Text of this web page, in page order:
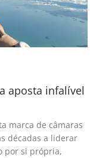
aposta infalível
marca de câmaras
décadas a liderar
por si própria,